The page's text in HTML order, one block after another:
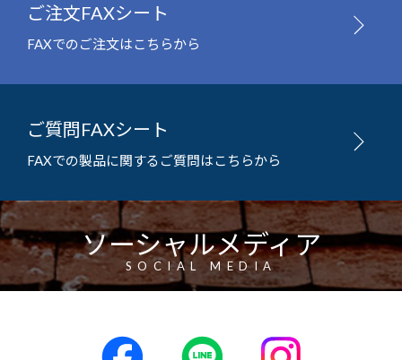
ご注文FAXシート
FAXでのご注文はこちらから
ご質問FAXシート
FAXでの製品に関するご質問はこちらから
ソーシャルメディア
SOCIAL MEDIA